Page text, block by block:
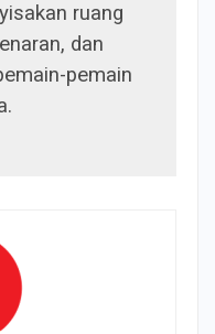
ruang
dan
pemain